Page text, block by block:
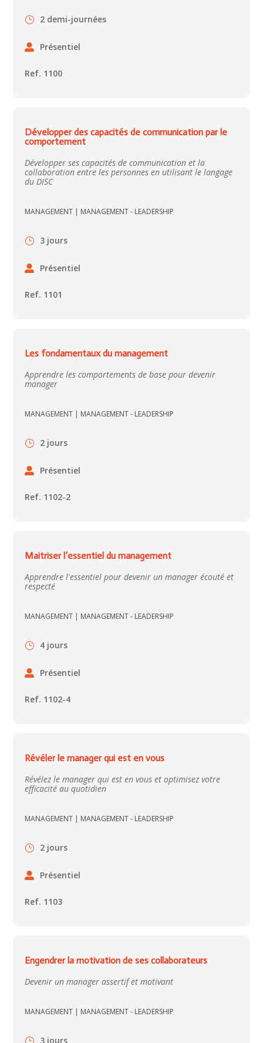
2 demi-journées
Présentiel
Ref. 1100
Développer des capacités de communication par le
comportement
Développer ses capacités de communication et la
collaboration entre les personnes en utilisant le langage
du DISC
MANAGEMENT | MANAGEMENT - LEADERSHIP
3 jours
Présentiel
Ref. 1101
Les fondamentaux du management
Apprendre les comportements de base pour devenir
manager
MANAGEMENT | MANAGEMENT - LEADERSHIP
2 jours
Présentiel
Ref. 1102-2
Maitriser l’essentiel du management
Apprendre l'essentiel pour devenir un manager écouté et
respecté
MANAGEMENT | MANAGEMENT - LEADERSHIP
4 jours
Présentiel
Ref. 1102-4
Révéler le manager qui est en vous
Révélez le manager qui est en vous et optimisez votre
efficacité au quotidien
MANAGEMENT | MANAGEMENT - LEADERSHIP
2 jours
Présentiel
Ref. 1103
Engendrer la motivation de ses collaborateurs
Devenir un manager assertif et motivant
MANAGEMENT | MANAGEMENT - LEADERSHIP
3 jours